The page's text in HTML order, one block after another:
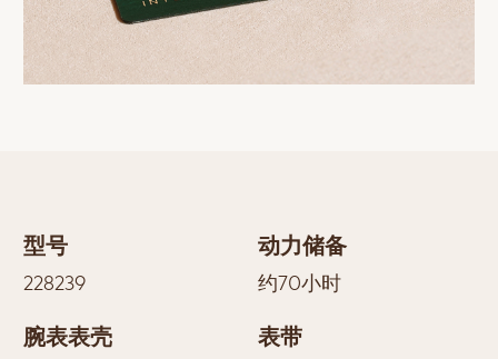
型号
228239
腕表表壳
动力储备
约70小时
表带